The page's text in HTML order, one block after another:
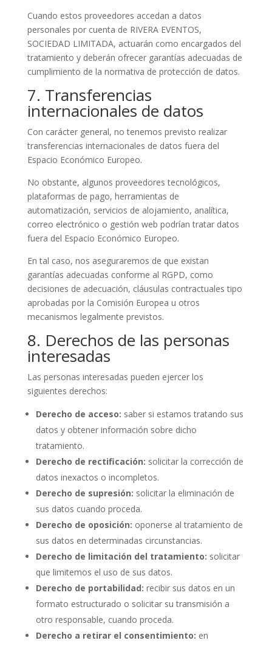
Cuando estos proveedores accedan a datos
personales por cuenta de RIVERA EVENTOS,
SOCIEDAD LIMITADA, actuarán como encargados del
tratamiento y deberán ofrecer garantías adecuadas de
cumplimiento de la normativa de protección de datos.
7. Transferencias
internacionales de datos
Con carácter general, no tenemos previsto realizar
transferencias internacionales de datos fuera del
Espacio Económico Europeo.
No obstante, algunos proveedores tecnológicos,
plataformas de pago, herramientas de
automatización, servicios de alojamiento, analítica,
correo electrónico o gestión web podrían tratar datos
fuera del Espacio Económico Europeo.
En tal caso, nos aseguraremos de que existan
garantías adecuadas conforme al RGPD, como
decisiones de adecuación, cláusulas contractuales tipo
aprobadas por la Comisión Europea u otros
mecanismos legalmente previstos.
8. Derechos de las personas
interesadas
Las personas interesadas pueden ejercer los
siguientes derechos:
Derecho de acceso: saber si estamos tratando sus
datos y obtener información sobre dicho
tratamiento.
Derecho de rectificación: solicitar la corrección de
datos inexactos o incompletos.
Derecho de supresión: solicitar la eliminación de
sus datos cuando proceda.
Derecho de oposición: oponerse al tratamiento de
sus datos en determinadas circunstancias.
Derecho de limitación del tratamiento: solicitar
que limitemos el uso de sus datos.
Derecho de portabilidad: recibir sus datos en un
formato estructurado o solicitar su transmisión a
otro responsable, cuando proceda.
Derecho a retirar el consentimiento: en